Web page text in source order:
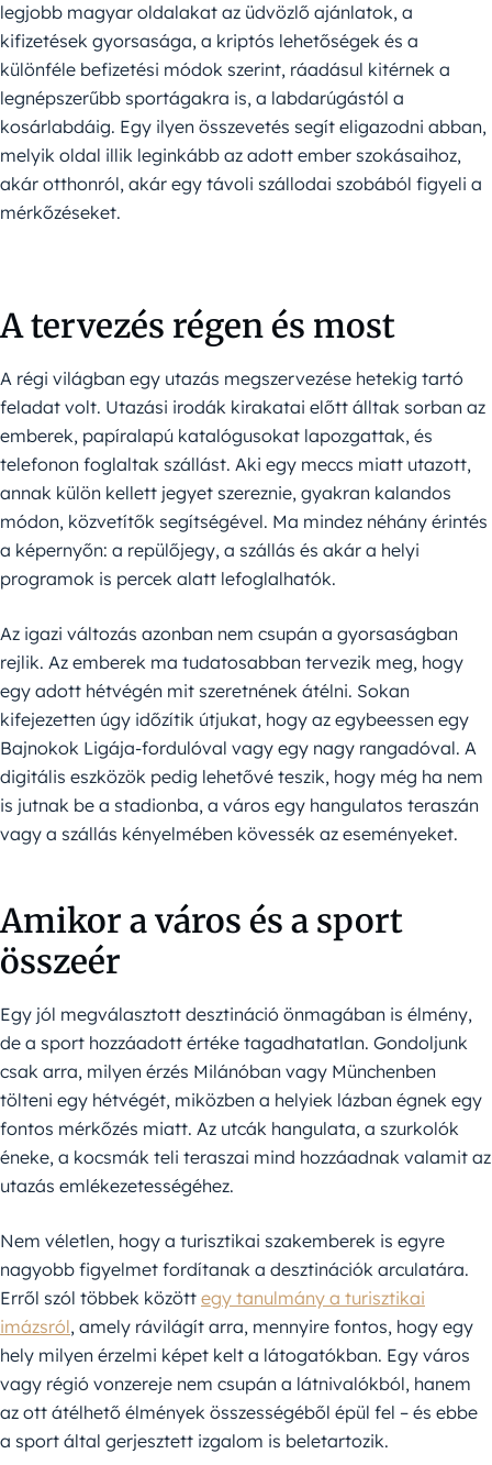
legjobb magyar oldalakat az üdvözlő ajánlatok, a
kifizetések gyorsasága, a kriptós lehetőségek és a
különféle befizetési módok szerint, ráadásul kitérnek a
legnépszerűbb sportágakra is, a labdarúgástól a
kosárlabdáig. Egy ilyen összevetés segít eligazodni abban,
melyik oldal illik leginkább az adott ember szokásaihoz,
akár otthonról, akár egy távoli szállodai szobából figyeli a
mérkőzéseket.
A tervezés régen és most
A régi világban egy utazás megszervezése hetekig tartó
feladat volt. Utazási irodák kirakatai előtt álltak sorban az
emberek, papíralapú katalógusokat lapozgattak, és
telefonon foglaltak szállást. Aki egy meccs miatt utazott,
annak külön kellett jegyet szereznie, gyakran kalandos
módon, közvetítők segítségével. Ma mindez néhány érintés
a képernyőn: a repülőjegy, a szállás és akár a helyi
programok is percek alatt lefoglalhatók.
Az igazi változás azonban nem csupán a gyorsaságban
rejlik. Az emberek ma tudatosabban tervezik meg, hogy
egy adott hétvégén mit szeretnének átélni. Sokan
kifejezetten úgy időzítik útjukat, hogy az egybeessen egy
Bajnokok Ligája-fordulóval vagy egy nagy rangadóval. A
digitális eszközök pedig lehetővé teszik, hogy még ha nem
is jutnak be a stadionba, a város egy hangulatos teraszán
vagy a szállás kényelmében kövessék az eseményeket.
Amikor a város és a sport
összeér
Egy jól megválasztott desztináció önmagában is élmény,
de a sport hozzáadott értéke tagadhatatlan. Gondoljunk
csak arra, milyen érzés Milánóban vagy Münchenben
tölteni egy hétvégét, miközben a helyiek lázban égnek egy
fontos mérkőzés miatt. Az utcák hangulata, a szurkolók
éneke, a kocsmák teli teraszai mind hozzáadnak valamit az
utazás emlékezetességéhez.
Nem véletlen, hogy a turisztikai szakemberek is egyre
nagyobb figyelmet fordítanak a desztinációk arculatára.
Erről szól többek között egy tanulmány a turisztikai
imázsról, amely rávilágít arra, mennyire fontos, hogy egy
hely milyen érzelmi képet kelt a látogatókban. Egy város
vagy régió vonzereje nem csupán a látnivalókból, hanem
az ott átélhető élmények összességéből épül fel – és ebbe
a sport által gerjesztett izgalom is beletartozik.